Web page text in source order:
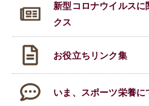
新型コロナウイルスに
クス
お役立ちリンク集
いま、スポーツ栄養に